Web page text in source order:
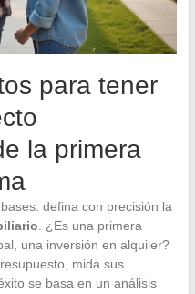
para tener
la primera
defina con precisión la
. ¿Es una primera
una inversión en alquiler?
mida sus
se basa en un análisis